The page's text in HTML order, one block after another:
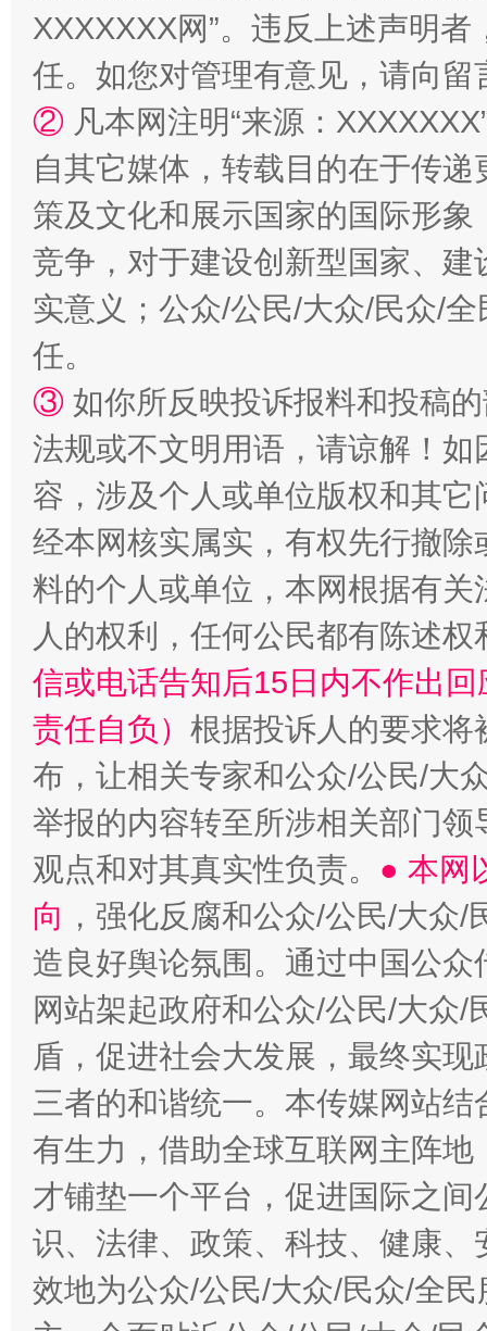
扯下公款旅游的“隐身衣” 如何以
“蜀中异人”王建安的艺术幻境
XXXXXXX网”。违反上述声明
任。如您对管理有意见，请向
② 凡本网注明“来源：
自其它媒体，转载目的在于传
策及文化和展示国家的国际形
竞争，对于建设创新型国家、
实意义；公众/公民/大众/民众/
任。
③ 如你所反映投诉报料和投稿
法规或不文明用语，请谅解！
容，涉及个人或单位版权和其它
经本网核实属实，有权先行撤
料的个人或单位，本网根据有
人的权利，任何公民都有陈述
信或电话告知后15日内不作出
责任自负） 根据投诉人的要求将
布，让相关专家和公众/公民/大
举报的内容转至所涉相关部门
观点和对其真实性负责。 ● 本网
向 ，强化反腐和公众/公民/大众
造良好舆论氛围。通过中国公
网站架起政府和公众/公民/大众
盾，促进社会大发展，最终实
三者的和谐统一。本传媒网站
有生力，借助全球互联网主阵
才铺垫一个平台，促进国际之
识、法律、政策、科技、健康
效地为公众/公民/大众/民众/全